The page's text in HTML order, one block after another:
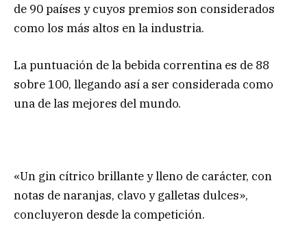
de 90 países y cuyos premios son considerados
como los más altos en la industria.
La puntuación de la bebida correntina es de 88
sobre 100, llegando así a ser considerada como
una de las mejores del mundo.
«Un gin cítrico brillante y lleno de carácter, con
notas de naranjas, clavo y galletas dulces»,
concluyeron desde la competición.